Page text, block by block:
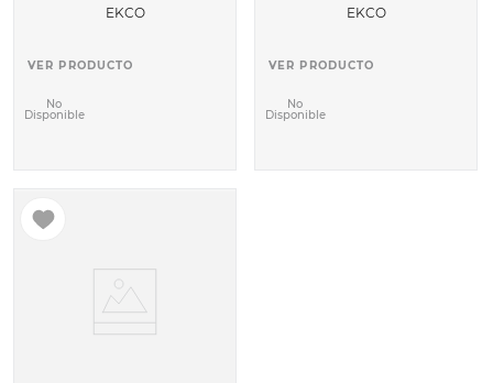
EKCO
VER PRODUCTO
No
Disponible
EKCO
VER PRODUCTO
No
Disponible